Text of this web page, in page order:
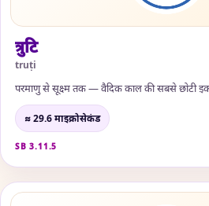
त्रुटि
truṭi
परमाणु से सूक्ष्म तक — वैदिक काल की सबसे छोटी
≈ 29.6 माइक्रोसेकंड
SB 3.11.5